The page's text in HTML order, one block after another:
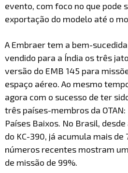
evento, com foco no que pode
exportação do modelo até o
A Embraer tem a bem-
vendido para a Índia os três
versão do EMB 145 para
espaço aéreo. Ao mesmo
agora com o sucesso de ter
três países-membros da
Países Baixos. No Brasil,
do KC-390, já acumula mais de
números recentes mostram
de missão de 99%.